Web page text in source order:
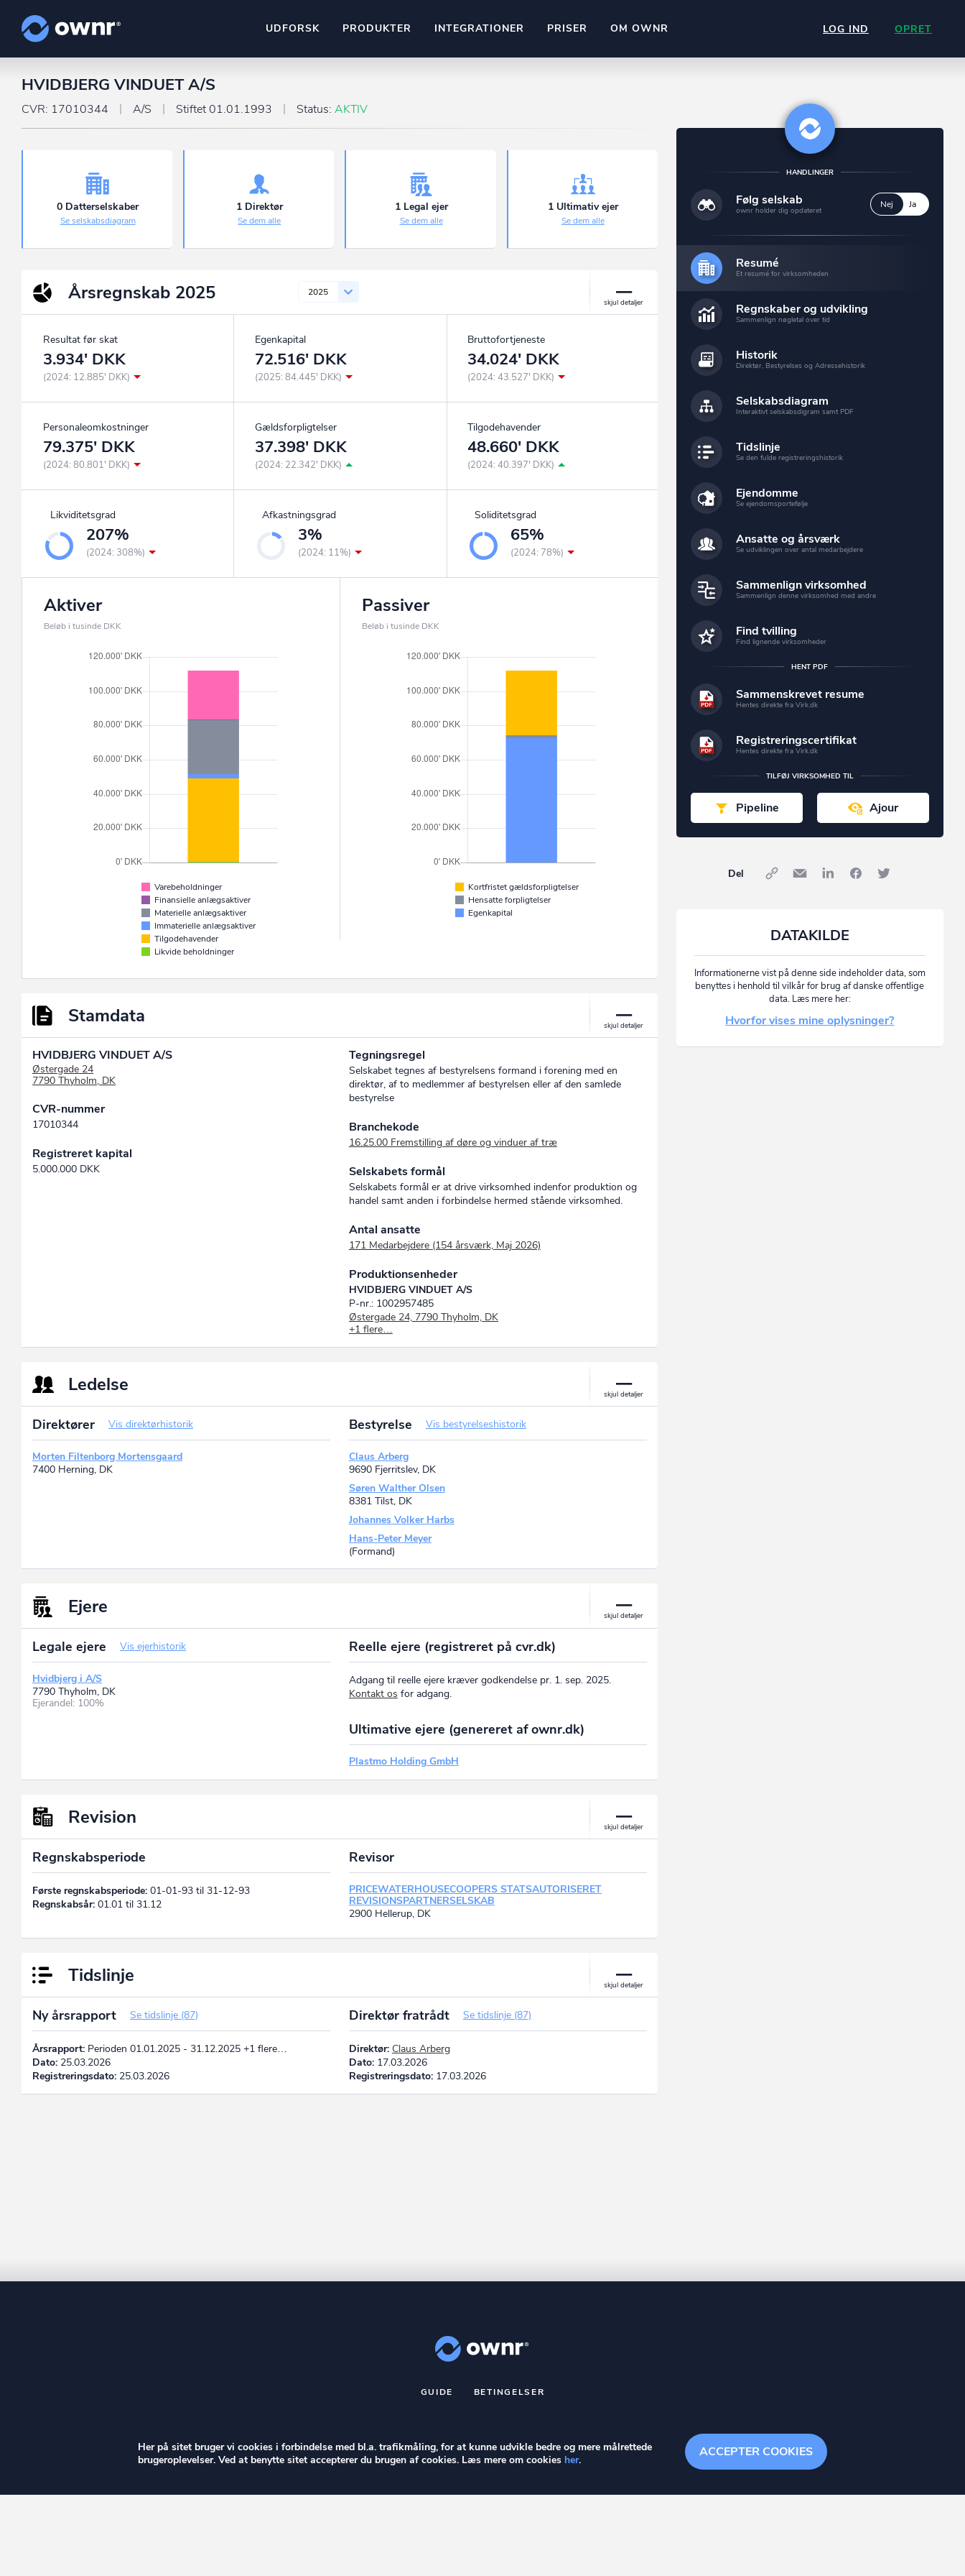
UDFORSK PRODUKTER
Hold dig opdateret og compliant
ownr Pipeline
Identificer salgsklare kundeemner
INTEGRATIONER
Kun fantasien sætter grænsen
Ownr ajour goes supersonic
PRISER OM OWNR LOG IND OPRET
HVIDBJERG VINDUET A/S
CVR: 17010344 A/S Stiftet 01.01.1993 Status: AKTIV
0 Datterselskaber
Se selskabsdiagram
1 Direktør
Se dem alle
1 Legal ejer
Se dem alle
1 Ultimativ ejer
Se dem alle
Årsregnskab 2025 2025
Resultat før skat
3.934' DKK
(2024: 12.885' DKK)
Egenkapital
72.516' DKK
(2025: 84.445' DKK)
Bruttofortjeneste
34.024' DKK
(2024: 43.527' DKK)
Personaleomkostninger
79.375' DKK
(2024: 80.801' DKK)
Gældsforpligtelser
37.398' DKK
(2024: 22.342' DKK)
Tilgodehavender
48.660' DKK
(2024: 40.397' DKK)
Likviditetsgrad
207%
(2024: 308%)
Afkastningsgrad
3%
(2024: 11%)
Soliditetsgrad
65%
(2024: 78%)
Aktiver
Beløb i tusinde DKK
Varebeholdninger
Finansielle anlægsaktiver
Materielle anlægsaktiver
Immaterielle anlægsaktiver
Tilgodehavender
Likvide beholdninger
Passiver
Beløb i tusinde DKK
Kortfristet gældsforpligtelser
Hensatte forpligtelser
Egenkapital
Stamdata
HVIDBJERG VINDUET A/S
Østergade 24
7790 Thyholm, DK
CVR-nummer
17010344
Registreret kapital
5.000.000 DKK
Tegningsregel
Selskabet tegnes af bestyrelsens formand i forening med en
direktør, af to medlemmer af bestyrelsen eller af den samlede
bestyrelse
Branchekode
16.25.00 Fremstilling af døre og vinduer af træ
Selskabets formål
Selskabets formål er at drive virksomhed indenfor produktion og
handel samt anden i forbindelse hermed stående virksomhed.
Antal ansatte
171 Medarbejdere (154 årsværk, Maj 2026)
Produktionsenheder
HVIDBJERG VINDUET A/S
P-nr.: 1002957485
Østergade 24, 7790 Thyholm, DK
Hvidbjerg Vinduet A/S
P-nr.: 1013875630
+1 flere…
Ledelse
Direktører Vis direktørhistorik
Morten Filtenborg Mortensgaard
7400 Herning, DK
Bestyrelse Vis bestyrelseshistorik
Claus Arberg
9690 Fjerritslev, DK
Søren Walther Olsen
8381 Tilst, DK
Johannes Volker Harbs
Hans-Peter Meyer
(Formand)
Ejere
Legale ejere Vis ejerhistorik
Hvidbjerg i A/S
7790 Thyholm, DK
Ejerandel: 100%
Reelle ejere (registreret på cvr.dk)
Adgang til reelle ejere kræver godkendelse pr. 1. sep. 2025.
Kontakt os for adgang.
Ultimative ejere (genereret af ownr.dk)
Plastmo Holding GmbH
Revision
Regnskabsperiode
Første regnskabsperiode: 01-01-93 til 31-12-93
Regnskabsår: 01.01 til 31.12
Revisor
PRICEWATERHOUSECOOPERS STATSAUTORISERET
REVISIONSPARTNERSELSKAB
2900 Hellerup, DK
Tidslinje
Ny årsrapport Se tidslinje (87)
Årsrapport: Perioden 01.01.2025 - 31.12.2025 +1 flere…
Dato: 25.03.2026
Registreringsdato: 25.03.2026
Direktør fratrådt Se tidslinje (87)
Direktør: Claus Arberg
Dato:17.03.2026
Registreringsdato:17.03.2026
HANDLINGER
Følg selskab
ownr holder dig opdateret
Nej Ja
Resumé
Et resumé for virksomheden
Regnskaber og udvikling
Sammenlign nøgletal over tid
Historik
Direktør, Bestyrelses og Adressehistorik
Selskabsdiagram
Interaktivt selskabsdigram samt PDF
Tidslinje
Se den fulde registreringshistorik
Ejendomme
Se ejendomsportefølje
Ansatte og årsværk
Se udviklingen over antal medarbejdere
Sammenlign virksomhed
Sammenlign denne virksomhed med andre
Find tvilling
Find lignende virksomheder
HENT PDF
Sammenskrevet resume
Hentes direkte fra Virk.dk
Registreringscertifikat
Hentes direkte fra Virk.dk
TILFØJ VIRKSOMHED TIL
Pipeline Ajour
Del
DATAKILDE
Informationerne vist på denne side indeholder data, som
benyttes i henhold til vilkår for brug af danske offentlige
data. Læs mere her:
Hvorfor vises mine oplysninger?
GUIDE BETINGELSER
Stationsparken 26. 2., 2600 Glostrup, info@ownr.dk
ACCEPTER COOKIES
Her på sitet bruger vi cookies i forbindelse med bl.a. trafikmåling, for at kunne udvikle bedre og mere målrettede
brugeroplevelser. Ved at benytte sitet accepterer du brugen af cookies. Læs mere om cookies her.